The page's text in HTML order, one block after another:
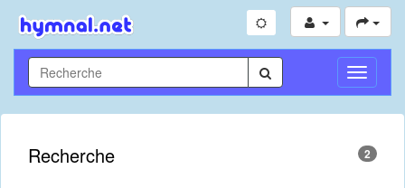
Toggle
Recherche 2